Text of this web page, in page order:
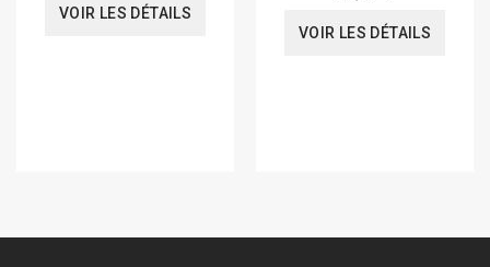
VOIR LES DÉTAILS
VOIR LES DÉTAILS